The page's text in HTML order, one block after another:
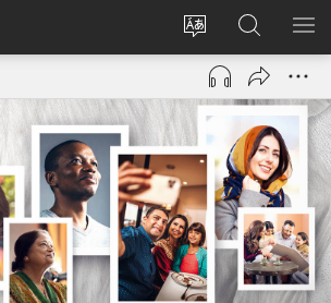
Changer
langue
du
site
Se
connecter
(ouvre
nouvelle
fenêtre)
sur
JW.ORG